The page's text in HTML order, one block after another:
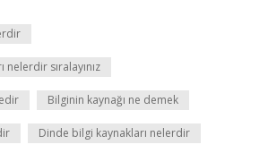
nelerdir sıralayınız
Bilginin kaynağı ne demek
Dinde bilgi kaynakları nelerdir